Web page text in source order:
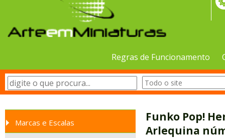
Regras de Funcionamento
Marcas e Escalas
Funko Pop!
Arlequina